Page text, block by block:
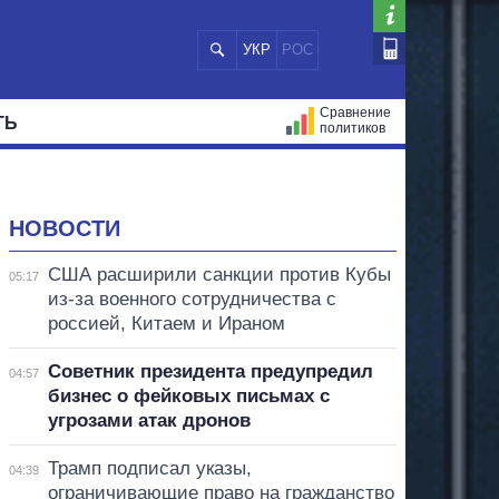
УКР РОС
Сравнение
политиков
НОВОСТИ
05:17
США расширили санкции против Кубы
из-за военного сотрудничества с
россией, Китаем и Ираном
04:57
Советник президента предупредил
бизнес о фейковых письмах с
угрозами атак дронов
04:39
Трамп подписал указы,
ограничивающие право на гражданство